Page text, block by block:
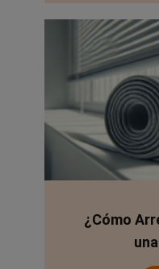
¿Cómo